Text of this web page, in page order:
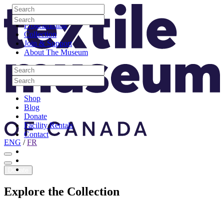
Skip to content
Visit
Programming
Collection
Join & Support
About The Museum
Search
Search
Search
Search
Shop
Blog
Donate
Facility Rentals
Contact
Youtube
Search
Search
Search
Search
Site Logo
ENG /FR
Donate
Explore the Collection